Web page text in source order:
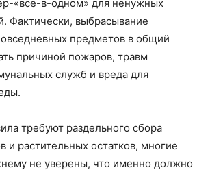
«все-в-одном» для ненужных
Фактически, выбрасывание
предметов в общий
причиной пожаров, травм
служб и вреда для
требуют раздельного сбора
и растительных остатков, многие
не уверены, что именно должно